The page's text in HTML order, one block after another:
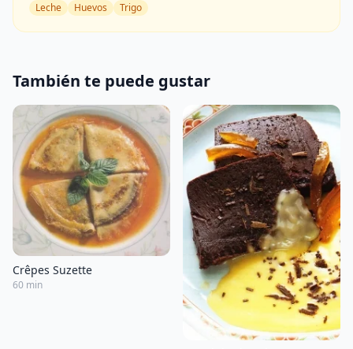
Leche Huevos Trigo
También te puede gustar
Crêpes Suzette
60 min